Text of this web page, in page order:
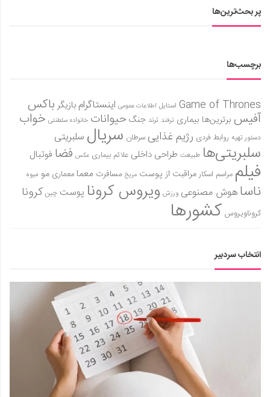
پر بحث‌ترین‌ها
برچسب‌ها
Game of Thrones استایل اطلاعات عمومی اینستاگرام بازیگر باکس
آفیس برترین‌ها بیماری ترفند ترند جنگ حیوانات خانواده سلطنتی خواب
دستور تهیه روابط فردی رژیم غذاییسرطان سریال سلبریتی
سلبریتی‌ها طبیعت طراحی داخلی علائم بیماری عکس فضا فوتبال
فیلم مراسم اسکارمراقبت از پوست مریخ مسافرت معمامعماری مو میوه
ناساهوش مصنوعی ورزش ویروس کرونا پوست چین کرونا
کروناویروس کشورها
انتخاب سردبیر